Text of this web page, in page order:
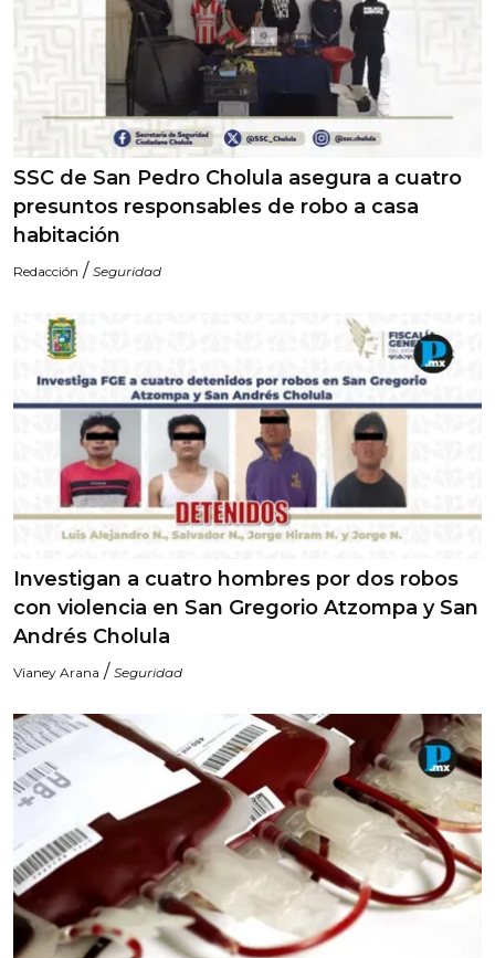
SSC de San Pedro Cholula asegura a cuatro
presuntos responsables de robo a casa
habitación
Redacción / Seguridad
Investigan a cuatro hombres por dos robos
con violencia en San Gregorio Atzompa y San
Andrés Cholula
Vianey Arana / Seguridad